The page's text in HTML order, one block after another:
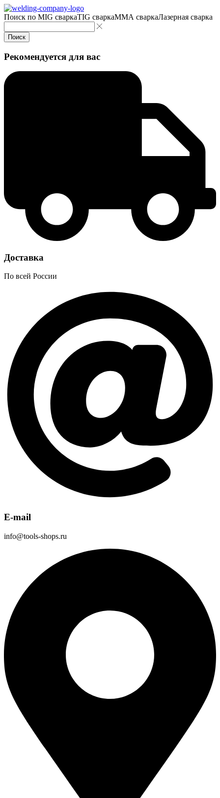
Поиск по MIG сваркаTIG сваркаMMA сваркаЛазерная сварка
Поиск
Рекомендуется для вас
Доставка
По всей России
E-mail
info@tools-shops.ru